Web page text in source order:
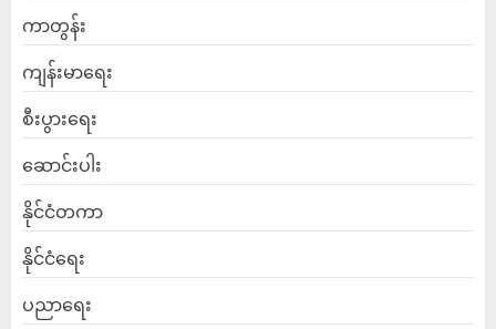
ကာတွန်း
ကျန်းမာရေး
စီးပွားရေး
ဆောင်းပါး
နိုင်ငံတကာ
နိုင်ငံရေး
ပညာရေး